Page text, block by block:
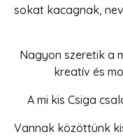
sokat kacagnak,
Nagyon szeretik a
kreatív és
A mi kis Csiga
Vannak közöttünk